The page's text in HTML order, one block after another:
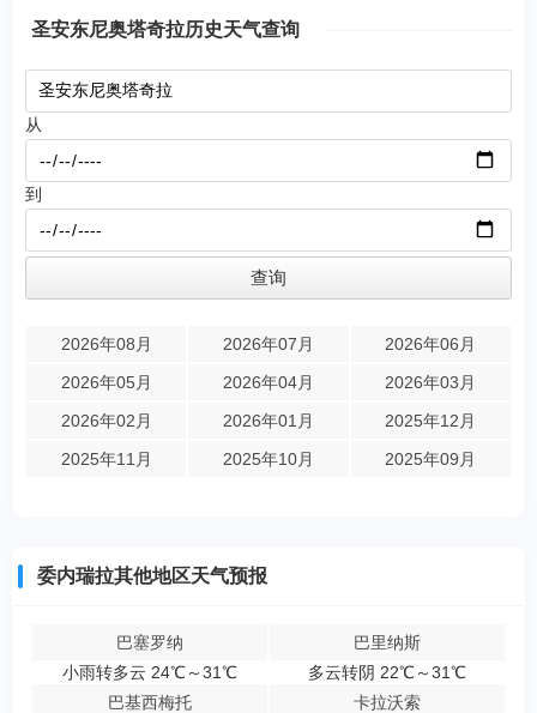
圣安东尼奥塔奇拉历史天气查询
从
到
2026年08月 2026年07月
2026年06月
2026年05月
2026年04月
2026年03月
2026年02月
2026年01月
2025年12月
2025年11月
2025年10月 2025年09月
委内瑞拉其他地区天气预报
巴塞罗纳
小雨转多云 24℃～31℃
巴里纳斯
多云转阴 22℃～31℃
巴基西梅托
卡拉沃索